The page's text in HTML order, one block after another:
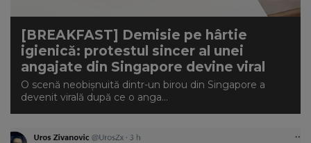
[BREAKFAST] Demisie pe hârtie
igienică: protestul sincer al unei
angajate din Singapore devine viral
O scenă neobișnuită dintr-un birou din Singapore a
devenit virală după ce o anga...